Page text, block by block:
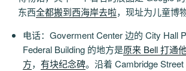
东西全都搬到西海岸去啦，现址为儿童博
电话：Goverment Center 边的 City Hall
Federal Building 的地方是原来 Bell 打通
方， 有块纪念碑。沿着 Cambridge